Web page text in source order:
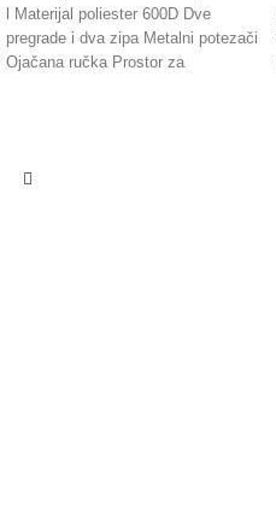
l Materijal poliester 600D Dve
pregrade i dva zipa Metalni potezači
Ojačana ručka Prostor za